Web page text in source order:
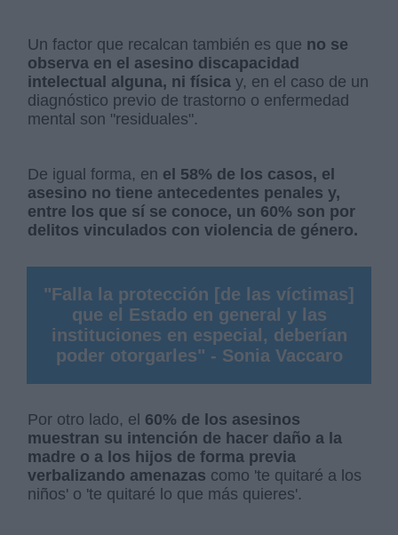
Un factor que recalcan también es que no se
observa en el asesino discapacidad
intelectual alguna, ni física y, en el caso de un
diagnóstico previo de trastorno o enfermedad
mental son "residuales".
De igual forma, en el 58% de los casos, el
asesino no tiene antecedentes penales y,
entre los que sí se conoce, un 60% son por
delitos vinculados con violencia de género.
"Falla la protección [de las víctimas]
que el Estado en general y las
instituciones en especial, deberían
poder otorgarles" - Sonia Vaccaro
Por otro lado, el 60% de los asesinos
muestran su intención de hacer daño a la
madre o a los hijos de forma previa
verbalizando amenazas como 'te quitaré a los
niños' o 'te quitaré lo que más quieres'.